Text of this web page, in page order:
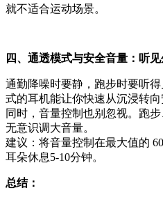
就不适合运动场景。
四、通透模式与安全音量：听
通勤降噪时要静，跑步时要听
式的耳机能让你快速从沉浸转向
同时，音量控制也别忽视。跑
无意识调大音量。
建议：将音量控制在最大值的
耳朵休息5-10分钟。
总结：